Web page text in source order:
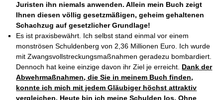
Juristen ihn niemals anwenden. Allein mein Buch zeigt
Ihnen diesen völlig gesetzmäßigen, geheim gehaltenen
Schachzug auf gesetzlicher Grundlage!
Es ist praxisbewährt. Ich selbst stand einmal vor einem
monströsen Schuldenberg von 2,36 Millionen Euro. Ich wurde
mit Zwangsvollstreckungsmaßnahmen geradezu bombardiert.
Dennoch hat keine einzige davon ihr Ziel je erreicht. Dank der
Abwehrmaßnahmen, die Sie in meinem Buch finden,
konnte ich mich mit jedem Gläubiger höchst attraktiv
vergleichen. Heute bin ich meine Schulden los. Ohne